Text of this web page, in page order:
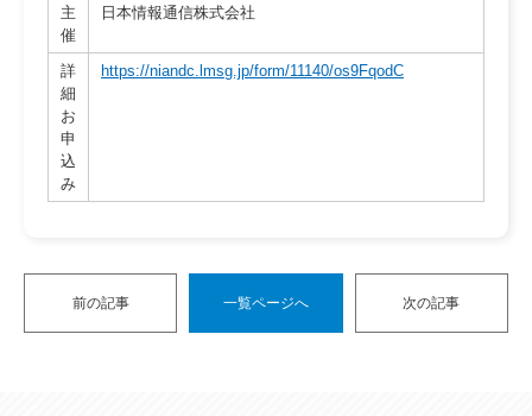
主
催
日本情報通信株式会社
詳
細
お
申
込
み
https://niandc.lmsg.jp/form/11140/os9FqodC
前の記事 一覧ページへ 次の記事